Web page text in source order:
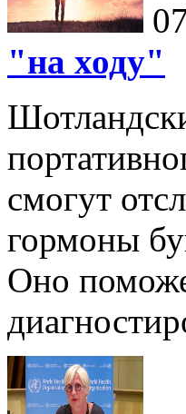
"на ходу"
смогут
гормоны
Оно